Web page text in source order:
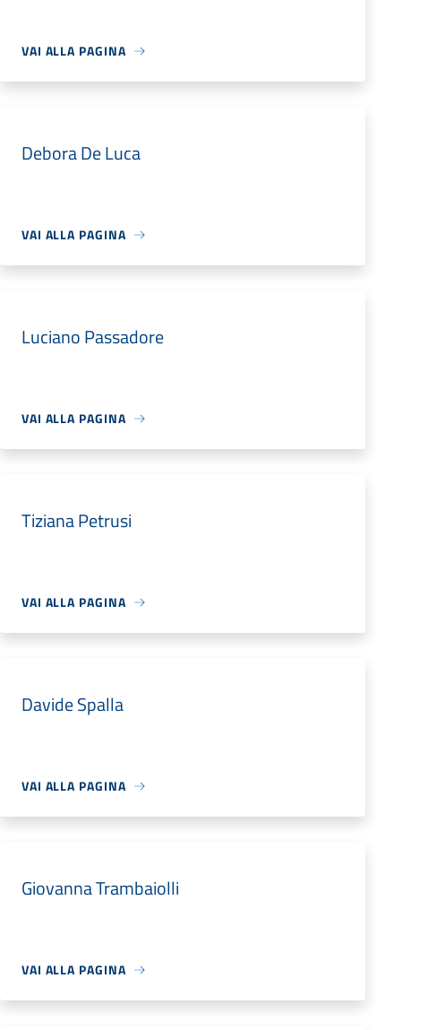
VAI ALLA PAGINA
Debora De Luca
VAI ALLA PAGINA
Luciano Passadore
VAI ALLA PAGINA
Tiziana Petrusi
VAI ALLA PAGINA
Davide Spalla
VAI ALLA PAGINA
Giovanna Trambaiolli
VAI ALLA PAGINA